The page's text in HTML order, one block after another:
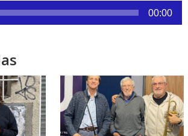
00:00